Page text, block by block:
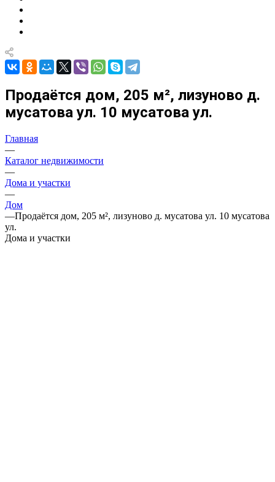
Продаётся дом, 205 м², лизуново д.
мусатова ул. 10 мусатова ул.
Главная
—
Каталог недвижимости
—
Дома и участки
—
Дом
—Продаётся дом, 205 м², лизуново д. мусатова ул. 10 мусатова
ул.
Дома и участки